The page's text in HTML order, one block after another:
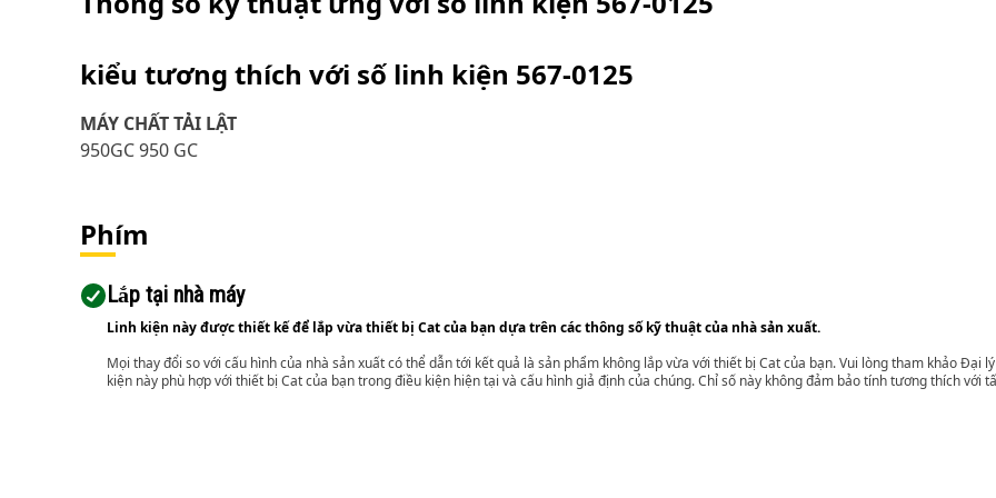
kiểu tương thích với số linh kiện 567-0125
MÁY CHẤT TẢI LẬT
950GC 950 GC
Phím
Lắp tại nhà máy
Linh kiện này được thiết kế để lắp vừa thiết bị Cat của bạn dựa trên các thông số kỹ thuật của nhà sản xuất.
Mọi thay đổi so với cấu hình của nhà sản xuất có thể dẫn tới kết quả là sản phẩm không lắp vừa với thiết bị Cat của bạn. Vui lòng tham khảo Đại
kiện này phù hợp với thiết bị Cat của bạn trong điều kiện hiện tại và cấu hình giả định của chúng. Chỉ số này không đảm bảo tính tương thích với